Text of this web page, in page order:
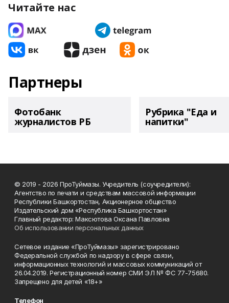
Читайте нас
Партнеры
Фотобанк
журналистов РБ
Рубрика "Еда и
напитки"
© 2019 - 2026 ПроТуймазы. Учредитель (соучредители):
Агентство по печати и средствам массовой информации
Республики Башкортостан, Акционерное общество
Издательский дом «Республика Башкортостан»
Главный редактор: Максютова Оксана Павловна
Об использовании персональных данных
Сетевое издание «ПроТуймазы» зарегистрировано
Федеральной службой по надзору в сфере связи,
информационных технологий и массовых коммуникаций от
26.04.2019. Регистрационный номер СМИ ЭЛ № ФС 77-75680.
Запрещено для детей «18+»
Телефон